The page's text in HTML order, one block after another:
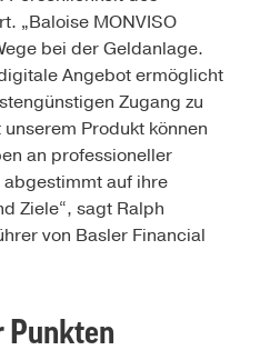
„Baloise MONVISO
bei der Geldanlage.
Angebot ermöglicht
Zugang zu
Produkt können
an professioneller
auf ihre
Ziele“, sagt Ralph
von Basler Financial
Punkten